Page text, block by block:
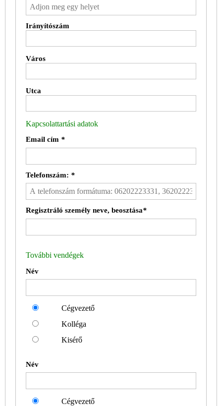
Irányítószám
Város
Utca
Kapcsolattartási adatok
Email cím *
Telefonszám: *
Regisztráló személy neve, beosztása*
További vendégek
Név
Cégvezető
Kolléga
Kisérő
Név
Cégvezető